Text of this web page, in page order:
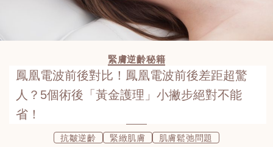
緊膚逆齡秘籍
鳳凰電波前後對比！鳳凰電波前後差距超驚
人？5個術後「黃金護理」小撇步絕對不能
省！
抗皺逆齡 緊緻肌膚 肌膚鬆弛問題